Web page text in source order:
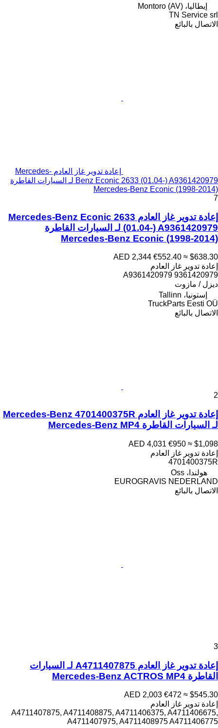
إيطاليا، Montoro (AV)
TN Service srl
الاتصال بالبائع
إعادة تدوير غاز العادم Mercedes-
Benz Econic 2633 (01.04-) A9361420979 لـ السيارات القاطرة
Mercedes-Benz Econic (1998-2014)
7
إعادة تدوير غاز العادم Mercedes-Benz Econic 2633
(01.04-) A9361420979 لـ السيارات القاطرة
Mercedes-Benz Econic (1998-2014)
AED 2,344 €552.40 ≈ $638.30
إعادة تدوير غاز العادم
A9361420979 9361420979
ديزل / مازوت
إستونيا، Tallinn
TruckParts Eesti OÜ
الاتصال بالبائع
2
إعادة تدوير غاز العادم Mercedes-Benz 4701400375R
لـ السيارات القاطرة Mercedes-Benz MP4
AED 4,031 €950 ≈ $1,098
إعادة تدوير غاز العادم
4701400375R
هولندا، Oss
EUROGRAVIS NEDERLAND
الاتصال بالبائع
3
إعادة تدوير غاز العادم A4711407875 لـ السيارات
القاطرة Mercedes-Benz ACTROS MP4
AED 2,003 €472 ≈ $545.30
إعادة تدوير غاز العادم
A4711407875, A4711408875, A4711406375, A4711406675,
A4711407975, A4711408975 A4711406775